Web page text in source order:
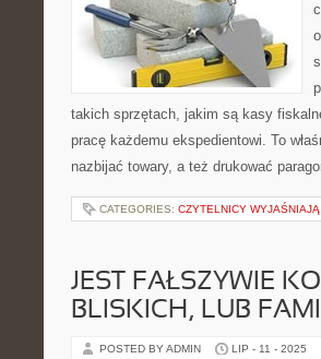
takich sprzętach, jakim są kasy
pracę każdemu ekspedientowi. To
nazbijać towary, a też drukować
CATEGORIES: CZYTELNICY WYJAŚNIAJĄ
JEST FAŁSZYWIE
BLISKICH, LUB
POSTED BY ADMIN LIP - 11 - 2025